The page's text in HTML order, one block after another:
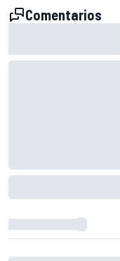
Comentarios